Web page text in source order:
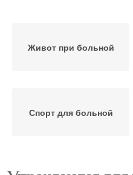
Живот при больной
Спорт для больной